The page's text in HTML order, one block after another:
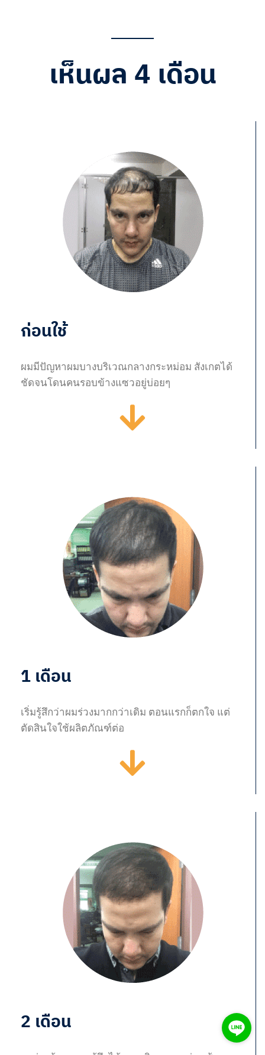
เห็นผล 4 เดือน
ก่อนใช้
ผมมีปัญหาผมบางบริเวณกลางกระหม่อม สังเกตได้
ชัดจนโดนคนรอบข้างแซวอยู่บ่อยๆ
1 เดือน
เริ่มรู้สึกว่าผมร่วงมากกว่าเดิม ตอนแรกก็ตกใจ แต่
ตัดสินใจใช้ผลิตภัณฑ์ต่อ
2 เดือน